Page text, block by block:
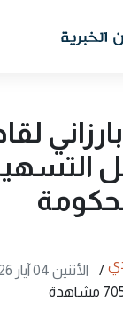
/ الأثنين 04 آيار 2026
مشاهدة